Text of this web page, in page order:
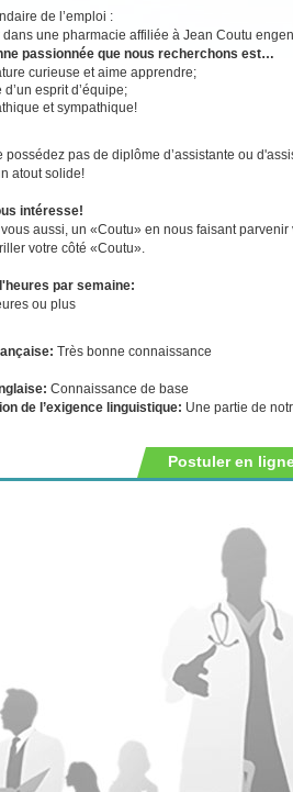
de l’emploi :
dans une pharmacie affiliée à Jean Coutu
passionnée que nous recherchons est…
curieuse et aime apprendre;
d’un esprit d’équipe;
et sympathique!
possédez pas de diplôme d’assistante ou
atout solide!
intéresse!
aussi, un «Coutu» en nous faisant
votre côté «Coutu».
par semaine:
ou plus
Très bonne connaissance
Connaissance de base
de l’exigence linguistique: Une partie de
Postuler en